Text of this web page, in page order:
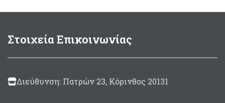
Στοιχεία Επικοινωνίας
Διεύθυνση: Πατρών 23, Κόρινθος 20131